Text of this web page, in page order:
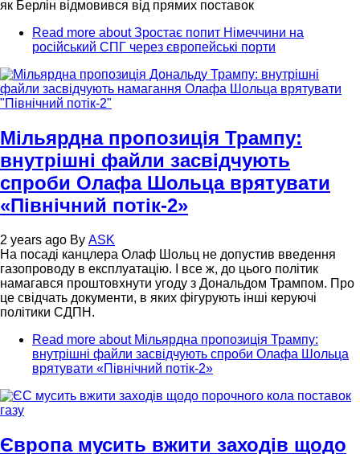
як Берлін відмовився від прямих поставок
Read more about Зростає попит Німеччини на
російський СПГ через європейські порти
Мільярдна пропозиція Трампу:
внутрішні файли засвідчують
спроби Олафа Шольца врятувати
«Північний потік-2»
2 years ago By ASK
На посаді канцлера Олаф Шольц не допустив введення
газопроводу в експлуатацію. І все ж, до цього політик
намагався проштовхнути угоду з Дональдом Трампом. Про
це свідчать документи, в яких фігурують інші керуючі
політики СДПН.
Read more about Мільярдна пропозиція Трампу:
внутрішні файли засвідчують спроби Олафа Шольца
врятувати «Північний потік-2»
Європа мусить вжити заходів щодо